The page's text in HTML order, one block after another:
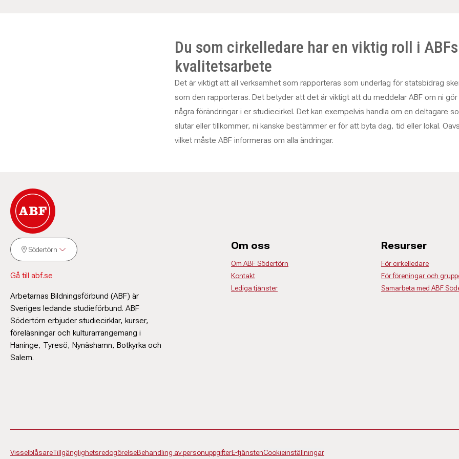
Du som cirkelledare har en viktig roll i ABFs
kvalitetsarbete
Det är viktigt att all verksamhet som rapporteras som underlag för statsbidrag
som den rapporteras. Det betyder att det är viktigt att du meddelar ABF om ni gör
några förändringar i er studiecirkel. Det kan exempelvis handla om en deltagare
slutar eller tillkommer, ni kanske bestämmer er för att byta dag, tid eller lokal.
vilket måste ABF informeras om alla ändringar.
Södertörn
Gå till abf.se
Arbetarnas Bildningsförbund (ABF) är
Sveriges ledande studieförbund. ABF
Södertörn erbjuder studiecirklar, kurser,
föreläsningar och kulturarrangemang i
Haninge, Tyresö, Nynäshamn, Botkyrka och
Salem.
Om oss
Om ABF Södertörn
Kontakt
Lediga tjänster
Resurser
För cirkelledare
För föreningar och
Samarbeta med ABF
VisselblåsareTillgänglighetsredogörelseBehandling av personuppgifterE-tjänstenCookieinställningar